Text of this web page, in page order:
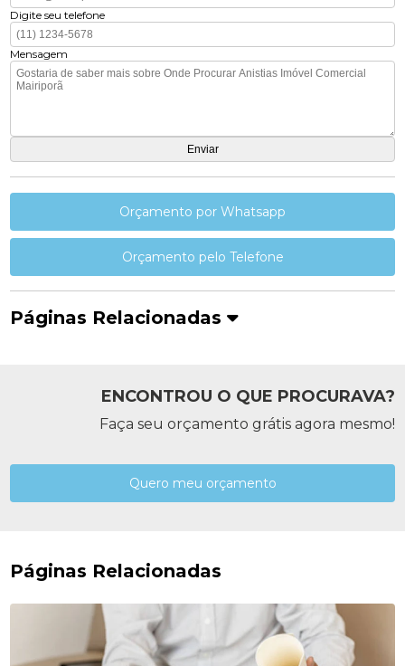
Digite seu telefone
Mensagem
Orçamento por Whatsapp
Orçamento pelo Telefone
Páginas Relacionadas
ENCONTROU O QUE PROCURAVA?
Faça seu orçamento grátis agora mesmo!
Quero meu orçamento
Páginas Relacionadas